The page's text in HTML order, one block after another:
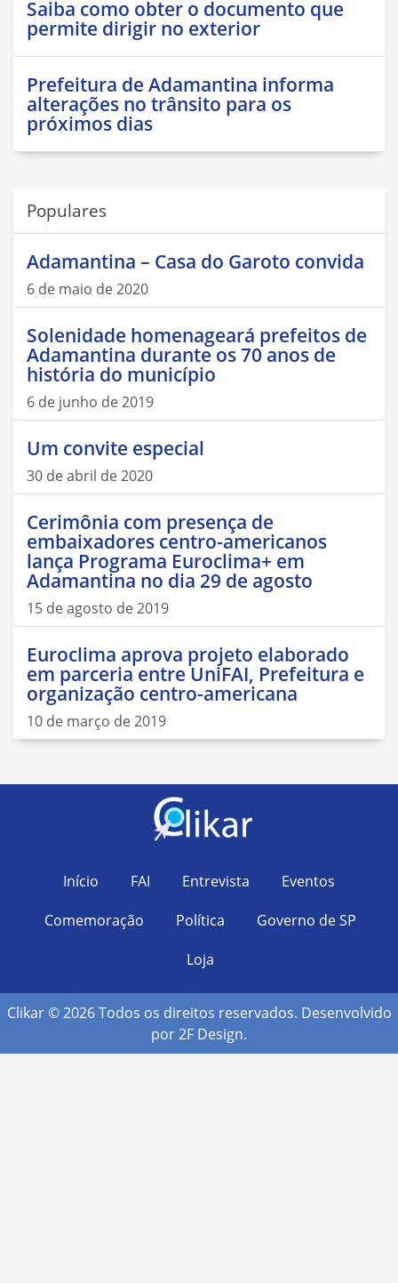
Saiba como obter o documento que
permite dirigir no exterior
Prefeitura de Adamantina informa
alterações no trânsito para os
próximos dias
Populares
Adamantina – Casa do Garoto convida
6 de maio de 2020
Solenidade homenageará prefeitos de
Adamantina durante os 70 anos de
história do município
6 de junho de 2019
Um convite especial
30 de abril de 2020
Cerimônia com presença de
embaixadores centro-americanos
lança Programa Euroclima+ em
Adamantina no dia 29 de agosto
15 de agosto de 2019
Euroclima aprova projeto elaborado
em parceria entre UniFAI, Prefeitura e
organização centro-americana
10 de março de 2019
Início FAI Entrevista
Eventos
Comemoração
Política
Governo de SP
Loja
Clikar © 2026 Todos os direitos reservados. Desenvolvido
por2F Design.